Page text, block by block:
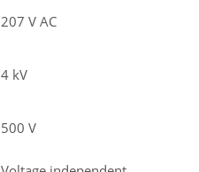
207 V AC
4 kV
500 V